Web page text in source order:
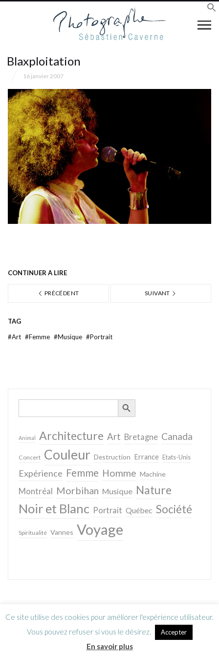
Blaxploitation
16 janvier 2007
CONTINUER À LIRE
PRÉCÉDENT SUIVANT
TAG
#Art #Femme #Musique #Portrait
Search
SEARCH BUTTON
Animal Architecture Art Bretagne Canada
Concert Couleur Destruction Errance Etats-Unis
Expérience Femme Homme Machine
Montréal Morbihan Musique Nature
Noir et Blanc Portrait Québec Société
Spiritualité Vannes Voyage
Ce site utilise des cookies pour améliorer l'expérience utilisateur.
Vous pouvez refuser si vous le désirez.
Accepter
En savoir plus